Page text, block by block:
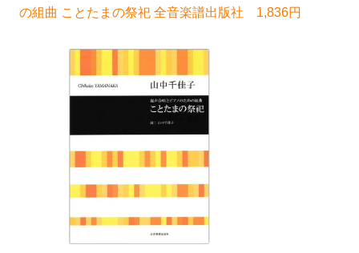
の組曲 ことたまの祭祀 全音楽譜出版社 1,836円